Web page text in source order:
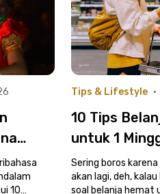
10
Tips & Lifestyle •
10 Tips
untuk 1
Kost
Sering boros
akan lagi, deh,
soal belanja hemat